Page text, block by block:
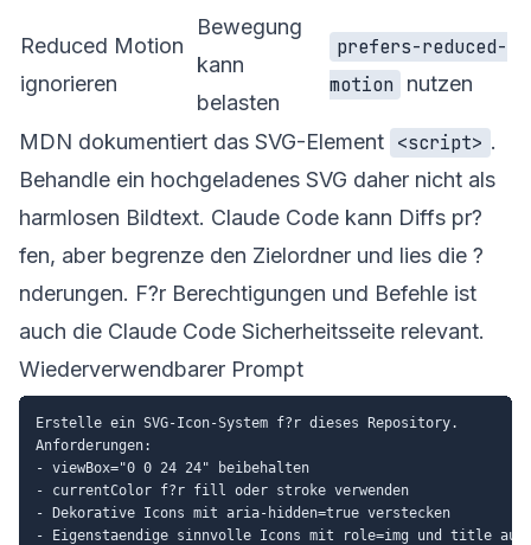
Reduced Motion
ignorieren
Bewegung
kann
belasten
prefers-reduced-
motion
nutzen
MDN dokumentiert das SVG-Element <script> .
Behandle ein hochgeladenes SVG daher nicht als
harmlosen Bildtext. Claude Code kann Diffs pr?
fen, aber begrenze den Zielordner und lies die ?
nderungen. F?r Berechtigungen und Befehle ist
auch die Claude Code Sicherheitsseite relevant.
Wiederverwendbarer Prompt
Erstelle ein SVG-Icon-System f?r dieses Repository.
Anforderungen:
- viewBox="0 0 24 24" beibehalten
- currentColor f?r fill oder stroke verwenden
- Dekorative Icons mit aria-hidden=true verstecken
- Eigenstaendige sinnvolle Icons mit role=img und title